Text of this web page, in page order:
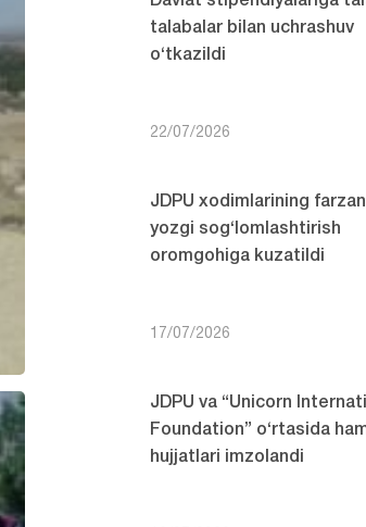
talabalar bilan uchrashuv
o‘tkazildi
22/07/2026
JDPU xodimlarining
yozgi sog‘lomlashtirish
oromgohiga kuzatildi
17/07/2026
JDPU va “Unicorn
Foundation” o‘rtasida
hujjatlari imzolandi